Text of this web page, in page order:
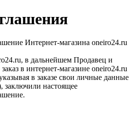
Интернет-магазина oneiro24.ru
в дальнейшем Продавец и
в интернет-магазине oneiro24.ru
в заказе свои личные данные
заключили настоящее